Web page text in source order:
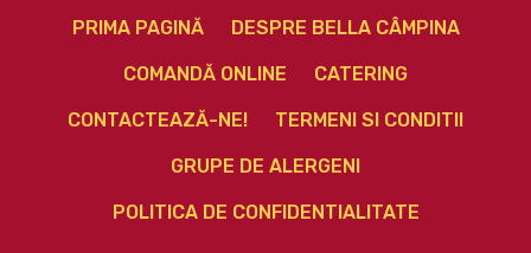
PRIMA PAGINĂ DESPRE BELLA CÂMPINA
COMANDĂ ONLINE CATERING
CONTACTEAZĂ-NE! TERMENI SI CONDITII
GRUPE DE ALERGENI
POLITICA DE CONFIDENTIALITATE